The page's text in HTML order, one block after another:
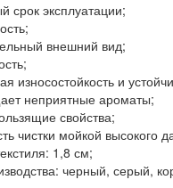
срок эксплуатации;
внешний вид;
износостойкость и
неприятные ароматы;
свойства;
чистки мойкой высокого
1,8 см;
черный, серый,